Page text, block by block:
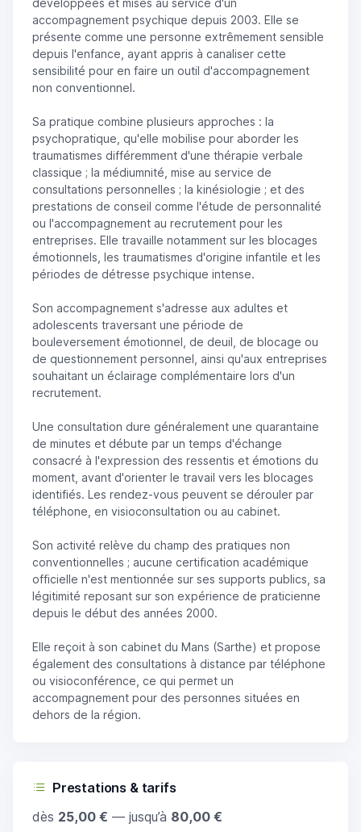
développées et mises au service d'un
accompagnement psychique depuis 2003. Elle se
présente comme une personne extrêmement sensible
depuis l'enfance, ayant appris à canaliser cette
sensibilité pour en faire un outil d'accompagnement
non conventionnel.
Sa pratique combine plusieurs approches : la
psychopratique, qu'elle mobilise pour aborder les
traumatismes différemment d'une thérapie verbale
classique ; la médiumnité, mise au service de
consultations personnelles ; la kinésiologie ; et des
prestations de conseil comme l'étude de personnalité
ou l'accompagnement au recrutement pour les
entreprises. Elle travaille notamment sur les blocages
émotionnels, les traumatismes d'origine infantile et les
périodes de détresse psychique intense.
Son accompagnement s'adresse aux adultes et
adolescents traversant une période de
bouleversement émotionnel, de deuil, de blocage ou
de questionnement personnel, ainsi qu'aux entreprises
souhaitant un éclairage complémentaire lors d'un
recrutement.
Une consultation dure généralement une quarantaine
de minutes et débute par un temps d'échange
consacré à l'expression des ressentis et émotions du
moment, avant d'orienter le travail vers les blocages
identifiés. Les rendez-vous peuvent se dérouler par
téléphone, en visioconsultation ou au cabinet.
Son activité relève du champ des pratiques non
conventionnelles ; aucune certification académique
officielle n'est mentionnée sur ses supports publics, sa
légitimité reposant sur son expérience de praticienne
depuis le début des années 2000.
Elle reçoit à son cabinet du Mans (Sarthe) et propose
également des consultations à distance par téléphone
ou visioconférence, ce qui permet un
accompagnement pour des personnes situées en
dehors de la région.
Prestations & tarifs
dès 25,00 € — jusqu’à 80,00 €